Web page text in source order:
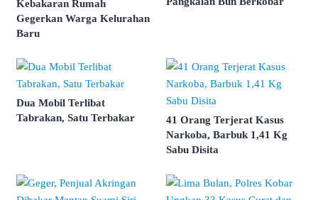
Kebakaran Rumah
Gegerkan Warga Kelurahan
Baru
Dua Mobil Terlibat
Tabrakan, Satu Terbakar
41 Orang Terjerat Kasus
Narkoba, Barbuk 1,41 Kg
Sabu Disita